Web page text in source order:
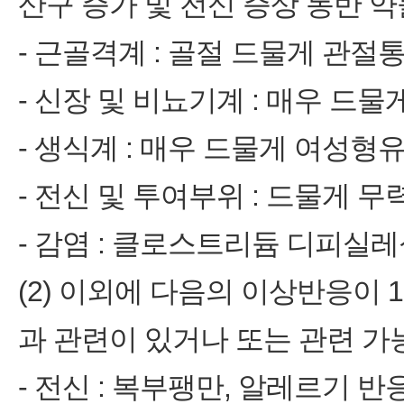
- 근골격계 : 골절 드물게 관절
- 신장 및 비뇨기계 : 매우 드물
- 생식계 : 매우 드물게 여성형
- 전신 및 투여부위 : 드물게 무
- 감염 : 클로스트리듐 디피실
(2) 이외에 다음의 이상반응이
과 관련이 있거나 또는 관련
- 전신 : 복부팽만, 알레르기 반